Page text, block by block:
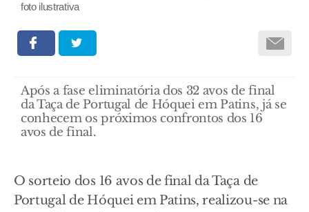
foto ilustrativa
Após a fase eliminatória dos 32 avos de final
da Taça de Portugal de Hóquei em Patins, já se
conhecem os próximos confrontos dos 16
avos de final.
O sorteio dos 16 avos de final da Taça de
Portugal de Hóquei em Patins, realizou-se na